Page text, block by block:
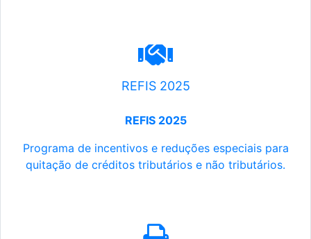
REFIS 2025
REFIS 2025
Programa de incentivos e reduções especiais para
quitação de créditos tributários e não tributários.